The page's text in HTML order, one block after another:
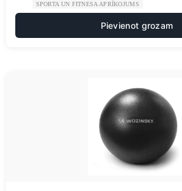
SPORTA UN FITNESA APRĪKOJUMS
Pievienot grozam